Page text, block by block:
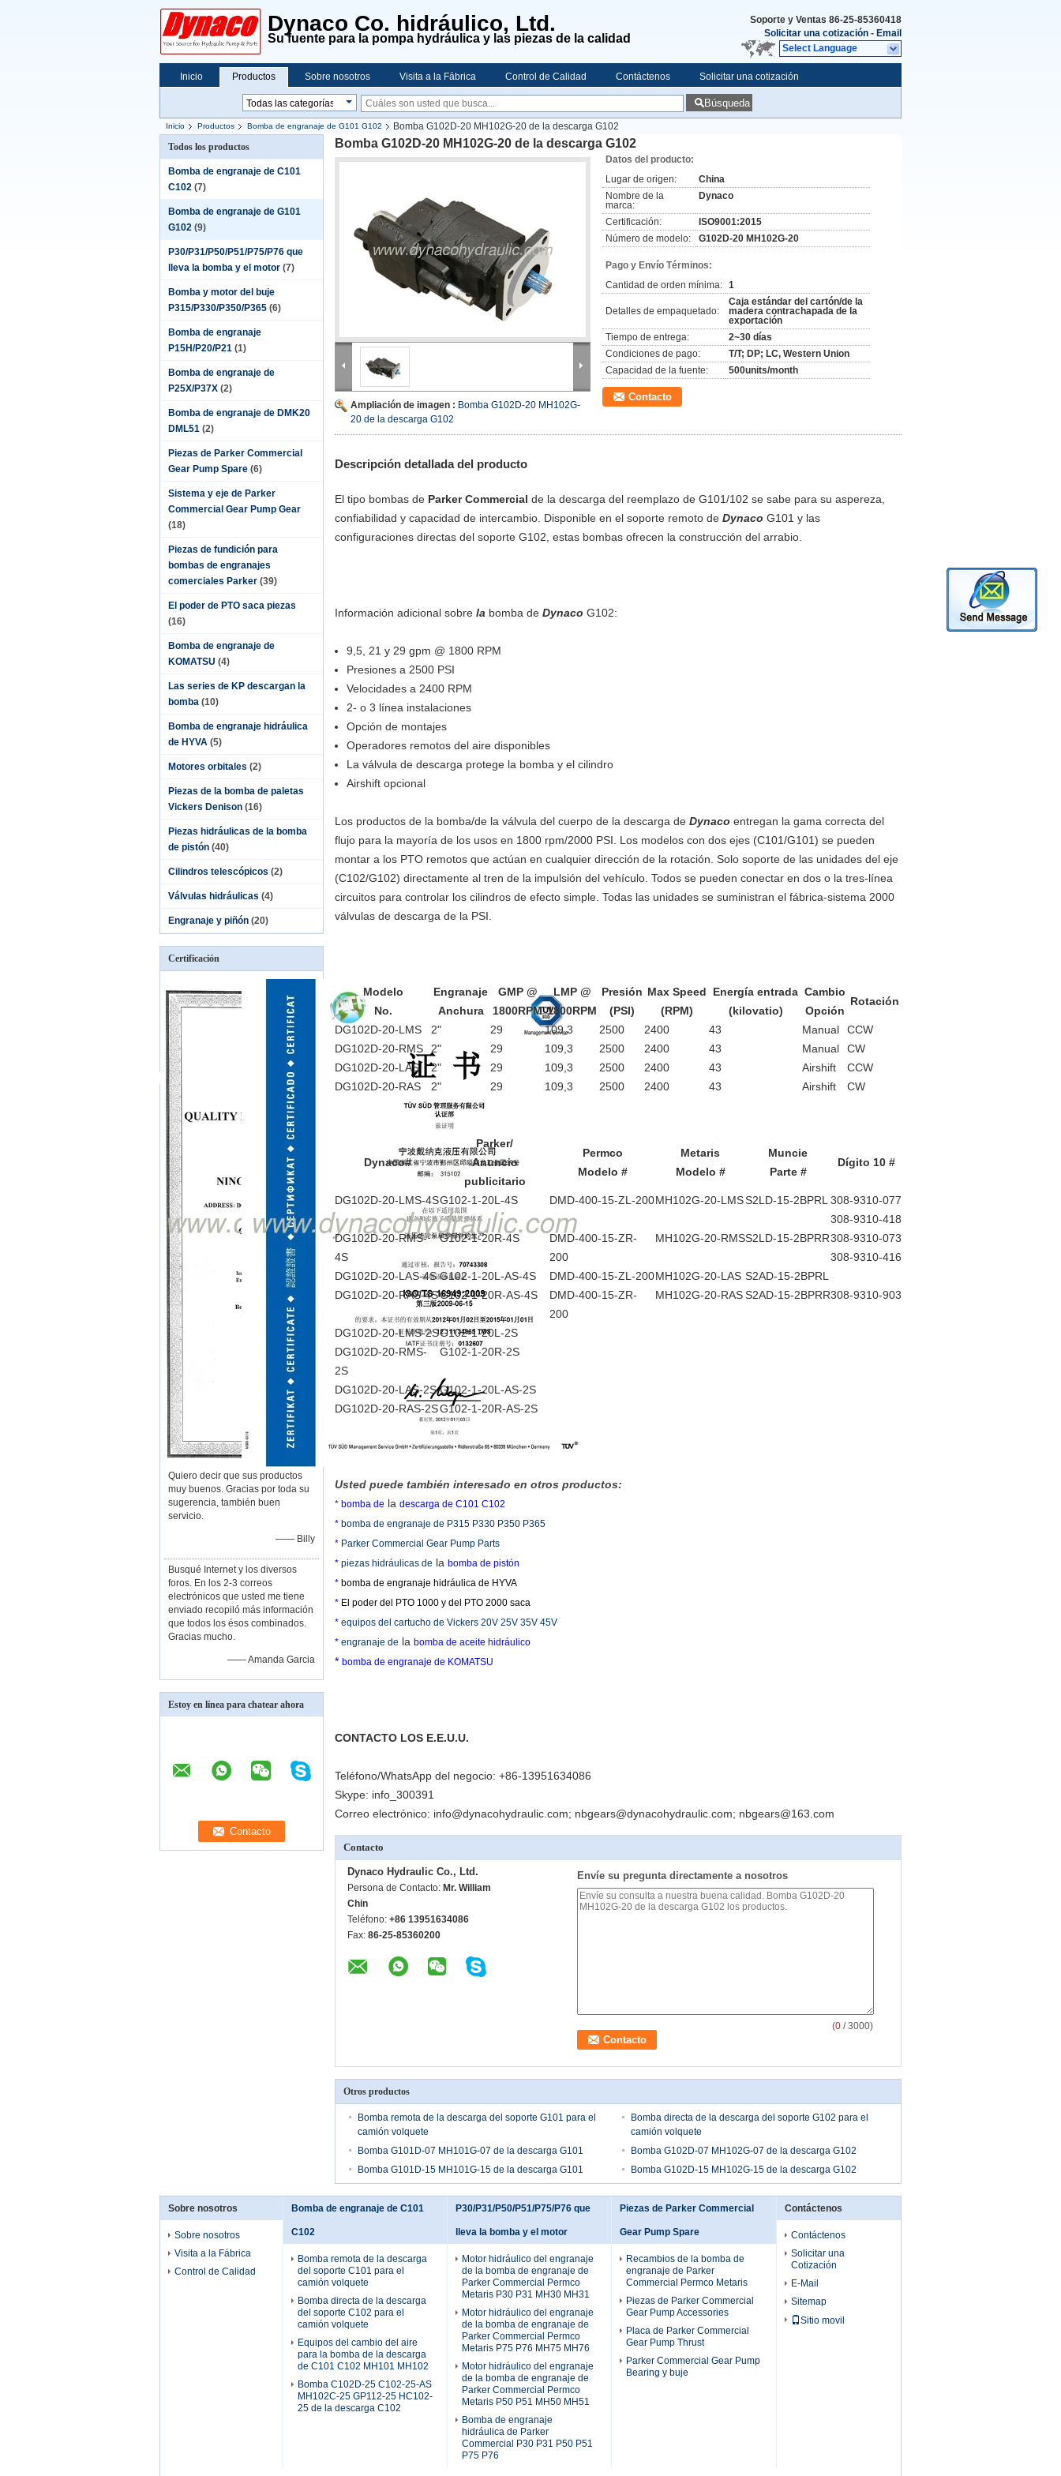
Dynaco Co. hidráulico, Ltd.
Su fuente para la pompa hydráulica y las piezas de la calidad
Soporte y Ventas 86-25-85360418
Solicitar una cotización - Email
Select Language
Inicio Productos Sobre nosotros Visita a la Fábrica Control de Calidad Contáctenos Solicitar una cotización
Búsqueda
Inicio Productos Bomba de engranaje de G101 G102
Bomba G102D-20 MH102G-20 de la descarga G102
Todos los productos
Bomba de engranaje de C101
C102 (7)
Bomba de engranaje de G101
G102 (9)
P30/P31/P50/P51/P75/P76 que
lleva la bomba y el motor (7)
Bomba y motor del buje
P315/P330/P350/P365 (6)
Bomba de engranaje
P15H/P20/P21 (1)
Bomba de engranaje de
P25X/P37X (2)
Bomba de engranaje de DMK20
DML51 (2)
Piezas de Parker Commercial
Gear Pump Spare (6)
Sistema y eje de Parker
Commercial Gear Pump Gear
(18)
Piezas de fundición para
bombas de engranajes
comerciales Parker (39)
El poder de PTO saca piezas
(16)
Bomba de engranaje de
KOMATSU (4)
Las series de KP descargan la
bomba (10)
Bomba de engranaje hidráulica
de HYVA (5)
Motores orbitales (2)
Piezas de la bomba de paletas
Vickers Denison (16)
Piezas hidráulicas de la bomba
de pistón (40)
Cilindros telescópicos (2)
Válvulas hidráulicas (4)
Engranaje y piñón (20)
Certificación
Quiero decir que sus productos
muy buenos. Gracias por toda su
sugerencia, también buen
servicio.
—— Billy
Busqué Internet y los diversos
foros. En los 2-3 correos
electrónicos que usted me tiene
enviado recopiló más información
que todos los ésos combinados.
Gracias mucho.
—— Amanda Garcia
Estoy en línea para chatear ahora
Bomba G102D-20 MH102G-20 de la descarga G102
Ampliación de imagen : Bomba G102D-20 MH102G-
20 de la descarga G102
Datos del producto:
Lugar de origen:
China
Nombre de la
marca:
Dynaco
Certificación:
ISO9001:2015
Número de modelo:
G102D-20 MH102G-20
Pago y Envío Términos:
Cantidad de orden mínima: 1
Detalles de empaquetado:
Caja estándar del cartón/de la
madera contrachapada de la
exportación
Tiempo de entrega:
2~30 días
Condiciones de pago:
T/T; DP; LC, Western Union
Capacidad de la fuente:
500units/month
Contacto
Descripción detallada del producto
El tipo bombas de Parker Commercial de la descarga del reemplazo de G101/102 se sabe para su aspereza,
confiabilidad y capacidad de intercambio. Disponible en el soporte remoto de Dynaco G101 y las
configuraciones directas del soporte G102, estas bombas ofrecen la construcción del arrabio.
Información adicional sobre la bomba de Dynaco G102:
9,5, 21 y 29 gpm @ 1800 RPM
Presiones a 2500 PSI
Velocidades a 2400 RPM
2- o 3 línea instalaciones
Opción de montajes
Operadores remotos del aire disponibles
La válvula de descarga protege la bomba y el cilindro
Airshift opcional
Los productos de la bomba/de la válvula del cuerpo de la descarga de Dynaco entregan la gama correcta del
flujo para la mayoría de los usos en 1800 rpm/2000 PSI. Los modelos con dos ejes (C101/G101) se pueden
montar a los PTO remotos que actúan en cualquier dirección de la rotación. Solo soporte de las unidades del eje
(C102/G102) directamente al tren de la impulsión del vehículo. Todos se pueden conectar en dos o la tres-línea
circuitos para controlar los cilindros de efecto simple. Todas las unidades se suministran el fábrica-sistema 2000
válvulas de descarga de la PSI.
Modelo
No.
Engranaje
Anchura
GMP @
1800RPM
LMP @
1800RPM
Presión
(PSI)
Max Speed
(RPM)
Energía entrada
(kilovatio)
Cambio
Opción
Rotación
DG102D-20-LMS 2" 29 109,3 2500 2400 43 Manual
CCW
DG102D-20-RMS
2" 29 109,3 2500 2400 43 Manual
CW
DG102D-20-LAS
2" 29 109,3 2500 2400 43 Airshift
CCW
DG102D-20-RAS
2" 29 109,3 2500 2400 43 Airshift CW
Dynaco#
Parker/
Anuncio
publicitario
Permco
Modelo #
Metaris
Modelo #
Muncie
Parte #
Dígito 10 #
DG102D-20-LMS-4SG102-1-20L-4S DMD-400-15-ZL-200MH102G-20-LMSS2LD-15-2BPRL 308-9310-077
308-9310-418
DG102D-20-RMS-
4S
G102-1-20R-4S
DMD-400-15-ZR-
200
MH102G-20-RMSS2LD-15-2BPRR308-9310-073
308-9310-416
DG102D-20-LAS-4S G102-1-20L-AS-4S DMD-400-15-ZL-200MH102G-20-LAS S2AD-15-2BPRL
DG102D-20-RAS-4SG102-1-20R-AS-4S
DMD-400-15-ZR-
200
MH102G-20-RASS2AD-15-2BPRR308-9310-903
DG102D-20-LMS-2SG102-1-20L-2S
DG102D-20-RMS-
2S
G102-1-20R-2S
DG102D-20-LAS-2S G102-1-20L-AS-2S
DG102D-20-RAS-2SG102-1-20R-AS-2S
Usted puede también interesado en otros productos:
* bomba de la descarga de C101 C102
* bomba de engranaje de P315 P330 P350 P365
* Parker Commercial Gear Pump Parts
* piezas hidráulicas de la bomba de pistón
* bomba de engranaje hidráulica de HYVA
* El poder del PTO 1000 y del PTO 2000 saca
* equipos del cartucho de Vickers 20V 25V 35V 45V
* engranaje de la bomba de aceite hidráulico
* bomba de engranaje de KOMATSU
CONTACTO LOS E.E.U.U.
Teléfono/WhatsApp del negocio: +86-13951634086
Skype: info_300391
Correo electrónico: info@dynacohydraulic.com; nbgears@dynacohydraulic.com; nbgears@163.com
Contacto
Dynaco Hydraulic Co., Ltd.
Persona de Contacto: Mr. William
Chin
Teléfono: +86 13951634086
Fax: 86-25-85360200
Envíe su pregunta directamente a nosotros
(0 / 3000)
Otros productos
Bomba remota de la descarga del soporte G101 para el
camión volquete
Bomba directa de la descarga del soporte G102 para el
camión volquete
Bomba G101D-07 MH101G-07 de la descarga G101
Bomba G102D-07 MH102G-07 de la descarga G102
Bomba G101D-15 MH101G-15 de la descarga G101
Bomba G102D-15 MH102G-15 de la descarga G102
Sobre nosotros
Sobre nosotros
Visita a la Fábrica
Control de Calidad
Bomba de engranaje de C101
C102
Bomba remota de la descarga
del soporte C101 para el
camión volquete
Bomba directa de la descarga
del soporte C102 para el
camión volquete
Equipos del cambio del aire
para la bomba de la descarga
de C101 C102 MH101 MH102
Bomba C102D-25 C102-25-AS
MH102C-25 GP112-25 HC102-
25 de la descarga C102
P30/P31/P50/P51/P75/P76 que
lleva la bomba y el motor
Motor hidráulico del engranaje
de la bomba de engranaje de
Parker Commercial Permco
Metaris P30 P31 MH30 MH31
Motor hidráulico del engranaje
de la bomba de engranaje de
Parker Commercial Permco
Metaris P75 P76 MH75 MH76
Motor hidráulico del engranaje
de la bomba de engranaje de
Parker Commercial Permco
Metaris P50 P51 MH50 MH51
Bomba de engranaje
hidráulica de Parker
Commercial P30 P31 P50 P51
P75 P76
Piezas de Parker Commercial
Gear Pump Spare
Recambios de la bomba de
engranaje de Parker
Commercial Permco Metaris
Piezas de Parker Commercial
Gear Pump Accessories
Placa de Parker Commercial
Gear Pump Thrust
Parker Commercial Gear Pump
Bearing y buje
Contáctenos
Contáctenos
Solicitar una
Cotización
E-Mail
Sitemap
Sitio movil